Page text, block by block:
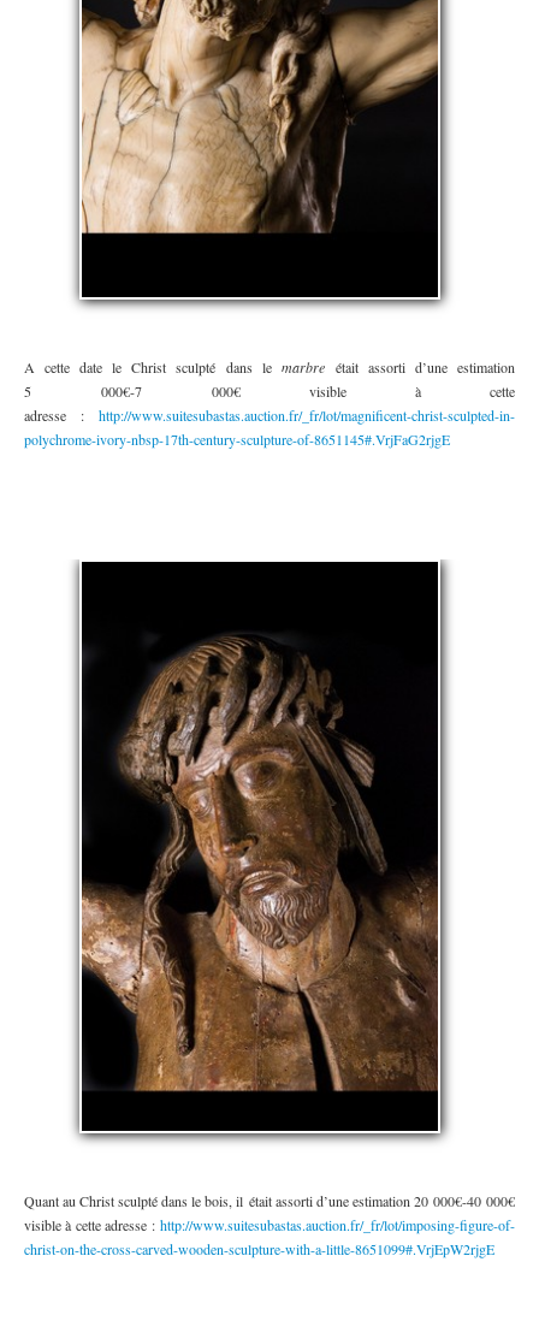
A cette date le Christ sculpté dans le marbre était assorti d’une estimation
5 000€-7 000€ visible à cette
adresse : http://www.suitesubastas.auction.fr/_fr/lot/magnificent-christ-sculpted-in-
polychrome-ivory-nbsp-17th-century-sculpture-of-8651145#.VrjFaG2rjgE
Quant au Christ sculpté dans le bois, il était assorti d’une estimation 20 000€-40 000€
visible à cette adresse : http://www.suitesubastas.auction.fr/_fr/lot/imposing-figure-of-
christ-on-the-cross-carved-wooden-sculpture-with-a-little-8651099#.VrjEpW2rjgE